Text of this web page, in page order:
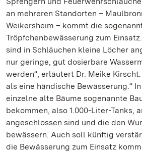
an mehreren Standorten –
Weikersheim – kommt die
Tröpfchenbewässerung zum
sind in Schläuchen kleine Löcher
nur geringe, gut dosierbare
werden“, erläutert Dr. Meike
als eine händische Bewässerung.“
einzelne alte Bäume sogenannte
bekommen, also 1.000-Liter-Tanks,
angeschlossen sind und die den
bewässern. Auch soll künftig
die Bewässerung zum Einsatz